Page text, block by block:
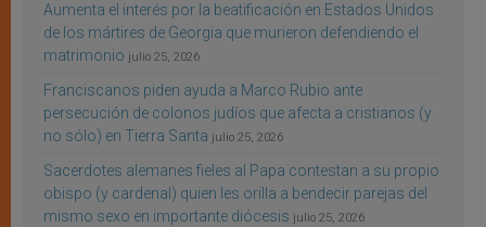
Aumenta el interés por la beatificación en Estados Unidos
de los mártires de Georgia que murieron defendiendo el
matrimonio julio 25, 2026
Franciscanos piden ayuda a Marco Rubio ante
persecución de colonos judíos que afecta a cristianos (y
no sólo) en Tierra Santa julio 25, 2026
Sacerdotes alemanes fieles al Papa contestan a su propio
obispo (y cardenal) quien les orilla a bendecir parejas del
mismo sexo en importante diócesis julio 25, 2026